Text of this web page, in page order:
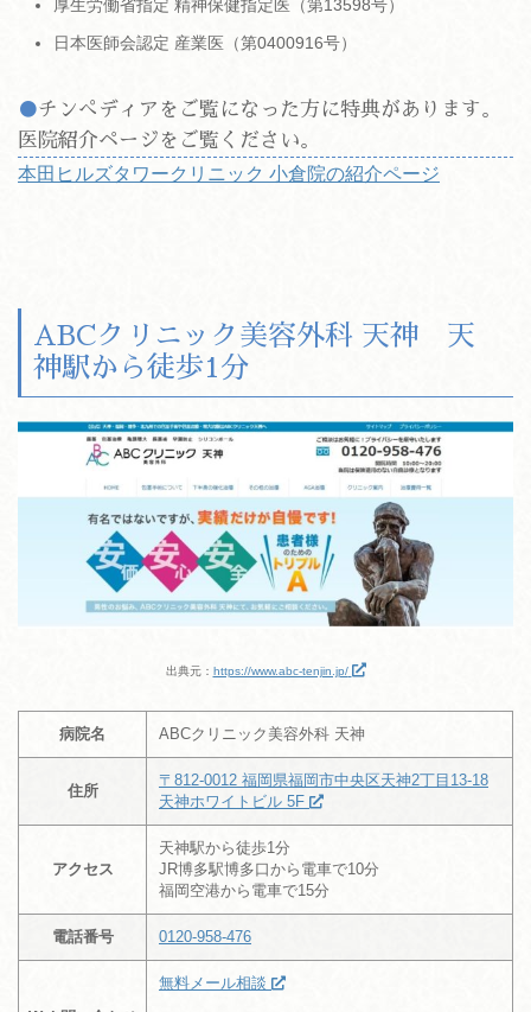
厚生労働省指定 精神保健指定医（第13598号）
日本医師会認定 産業医（第0400916号）
チンぺディアをご覧になった方に特典があります。
医院紹介ページをご覧ください。
本田ヒルズタワークリニック 小倉院の紹介ページ
ABCクリニック美容外科 天神 天
神駅から徒歩1分
出典元： https://www.abc-tenjin.jp/
病院名 ABCクリニック美容外科 天神
住所
〒812-0012 福岡県福岡市中央区天神2丁目13-18
天神ホワイトビル 5F
アクセス
天神駅から徒歩1分
JR博多駅博多口から電車で10分
福岡空港から電車で15分
電話番号 0120-958-476
無料メール相談